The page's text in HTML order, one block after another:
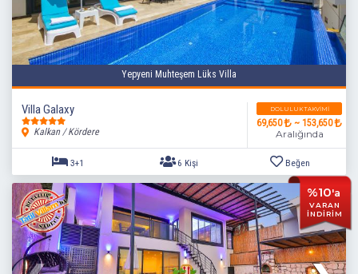
2+1 4 Kişi Beğen
Yepyeni Muhteşem Lüks Villa
Villa Galaxy
Kalkan / Kördere
DOLULUK TAKVIMI
69,650 ~ 153,650
Aralığında
%10'a
VARAN
İNDİRİM